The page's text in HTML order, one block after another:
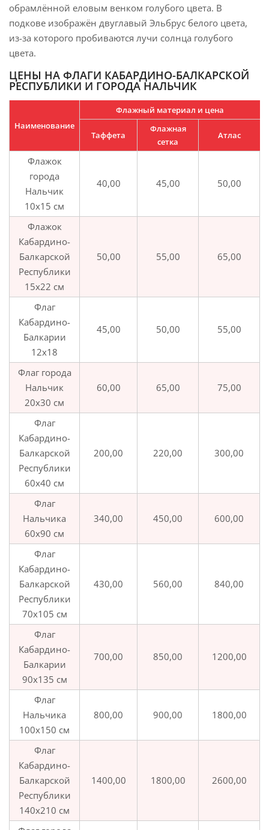
обрамлённой еловым венком голубого цвета. В
подкове изображён двуглавый Эльбрус белого цвета,
из-за которого пробиваются лучи солнца голубого
цвета.
ЦЕНЫ НА ФЛАГИ КАБАРДИНО-БАЛКАРСКОЙ
РЕСПУБЛИКИ И ГОРОДА НАЛЬЧИК
Наименование
Флажный материал и цена
Таффета
Флажная
сетка
Атлас
Флажок
города
Нальчик
10х15 см
40,00 45,00 50,00
Флажок
Кабардино-
Балкарской
Республики
15х22 см
50,00 55,00 65,00
Флаг
Кабардино-
Балкарии
12х18
45,00 50,00 55,00
Флаг города
Нальчик
20х30 см
60,00 65,00 75,00
Флаг
Кабардино-
Балкарской
Республики
60х40 см
200,00 220,00 300,00
Флаг
Нальчика
60х90 см
340,00 450,00 600,00
Флаг
Кабардино-
Балкарской
Республики
70х105 см
430,00 560,00 840,00
Флаг
Кабардино-
Балкарии
90х135 см
700,00 850,00 1200,00
Флаг
Нальчика
100х150 см
800,00 900,00 1800,00
Флаг
Кабардино-
Балкарской
Республики
140х210 см
1400,00 1800,00 2600,00